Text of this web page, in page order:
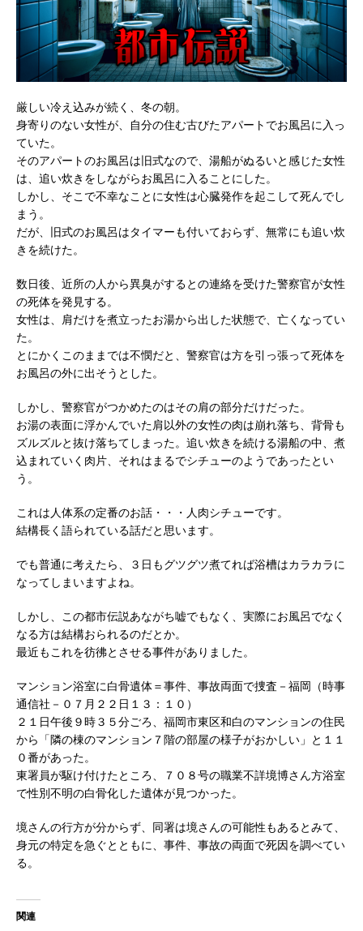
厳しい冷え込みが続く、冬の朝。
身寄りのない女性が、自分の住む古びたアパートでお風呂に入っ
ていた。
そのアパートのお風呂は旧式なので、湯船がぬるいと感じた女性
は、追い炊きをしながらお風呂に入ることにした。
しかし、そこで不幸なことに女性は心臓発作を起こして死んでし
まう。
だが、旧式のお風呂はタイマーも付いておらず、無常にも追い炊
きを続けた。
数日後、近所の人から異臭がするとの連絡を受けた警察官が女性
の死体を発見する。
女性は、肩だけを煮立ったお湯から出した状態で、亡くなってい
た。
とにかくこのままでは不憫だと、警察官は方を引っ張って死体を
お風呂の外に出そうとした。
しかし、警察官がつかめたのはその肩の部分だけだった。
お湯の表面に浮かんでいた肩以外の女性の肉は崩れ落ち、背骨も
ズルズルと抜け落ちてしまった。追い炊きを続ける湯船の中、煮
込まれていく肉片、それはまるでシチューのようであったとい
う。
これは人体系の定番のお話・・・人肉シチューです。
結構長く語られている話だと思います。
でも普通に考えたら、３日もグツグツ煮てれば浴槽はカラカラに
なってしまいますよね。
しかし、この都市伝説あながち嘘でもなく、実際にお風呂でなく
なる方は結構おられるのだとか。
最近もこれを彷彿とさせる事件がありました。
マンション浴室に白骨遺体＝事件、事故両面で捜査－福岡（時事
通信社－０７月２２日１３：１０）
２１日午後９時３５分ごろ、福岡市東区和白のマンションの住民
から「隣の棟のマンション７階の部屋の様子がおかしい」と１１
０番があった。
東署員が駆け付けたところ、７０８号の職業不詳境博さん方浴室
で性別不明の白骨化した遺体が見つかった。
境さんの行方が分からず、同署は境さんの可能性もあるとみて、
身元の特定を急ぐとともに、事件、事故の両面で死因を調べてい
る。
関連